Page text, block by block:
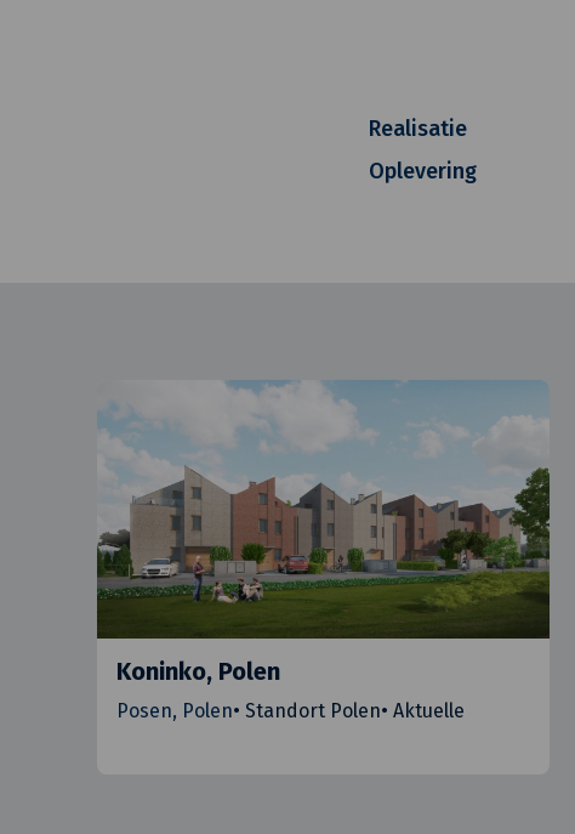
Realisatie
Oplevering
Koninko, Polen
Posen, Polen• Standort Polen• Aktuelle